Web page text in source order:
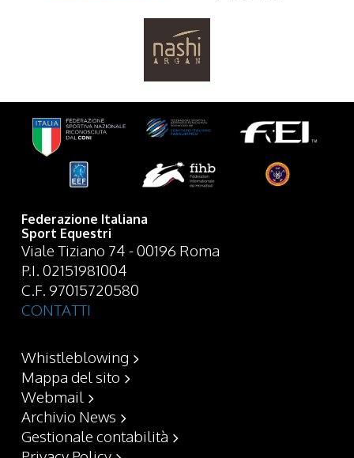
Federazione Italiana
Sport Equestri
Viale Tiziano 74 - 00196 Roma
P.I. 02151981004
C.F. 97015720580
CONTATTI
Whistleblowing
Mappa del sito
Webmail
Archivio News
Gestionale contabilità